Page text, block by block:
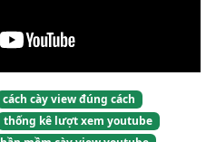
cách cày view đúng cách
thống kê lượt xem youtube